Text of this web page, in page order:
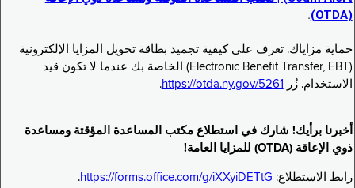
(OTDA)
.
حماية مزاياك. تعرف على كيفية تجميد بطاقة تحويل المزايا الإلكترونية
(Electronic Benefit Transfer, EBT) الخاصة بك عندما لا تكون قيد
الاستخدام. زُر
https://otda.ny.gov/5261
.
أخبرنا برأيك! شارك في استطلاع مكتب المساعدة المؤقتة ومساعدة
ذوي الإعاقة (OTDA) للمزايا العامة!
رابط الاستطلاع: https://forms.office.com/g/iXXyiDETtG
.